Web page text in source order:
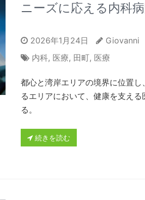
ニーズに応える内科
2026年1月24日
Giovanni
内科, 医療, 田町, 医療
都心と湾岸エリアの境界に位置
るエリアにおいて、健康を支え
る。
続きを読む